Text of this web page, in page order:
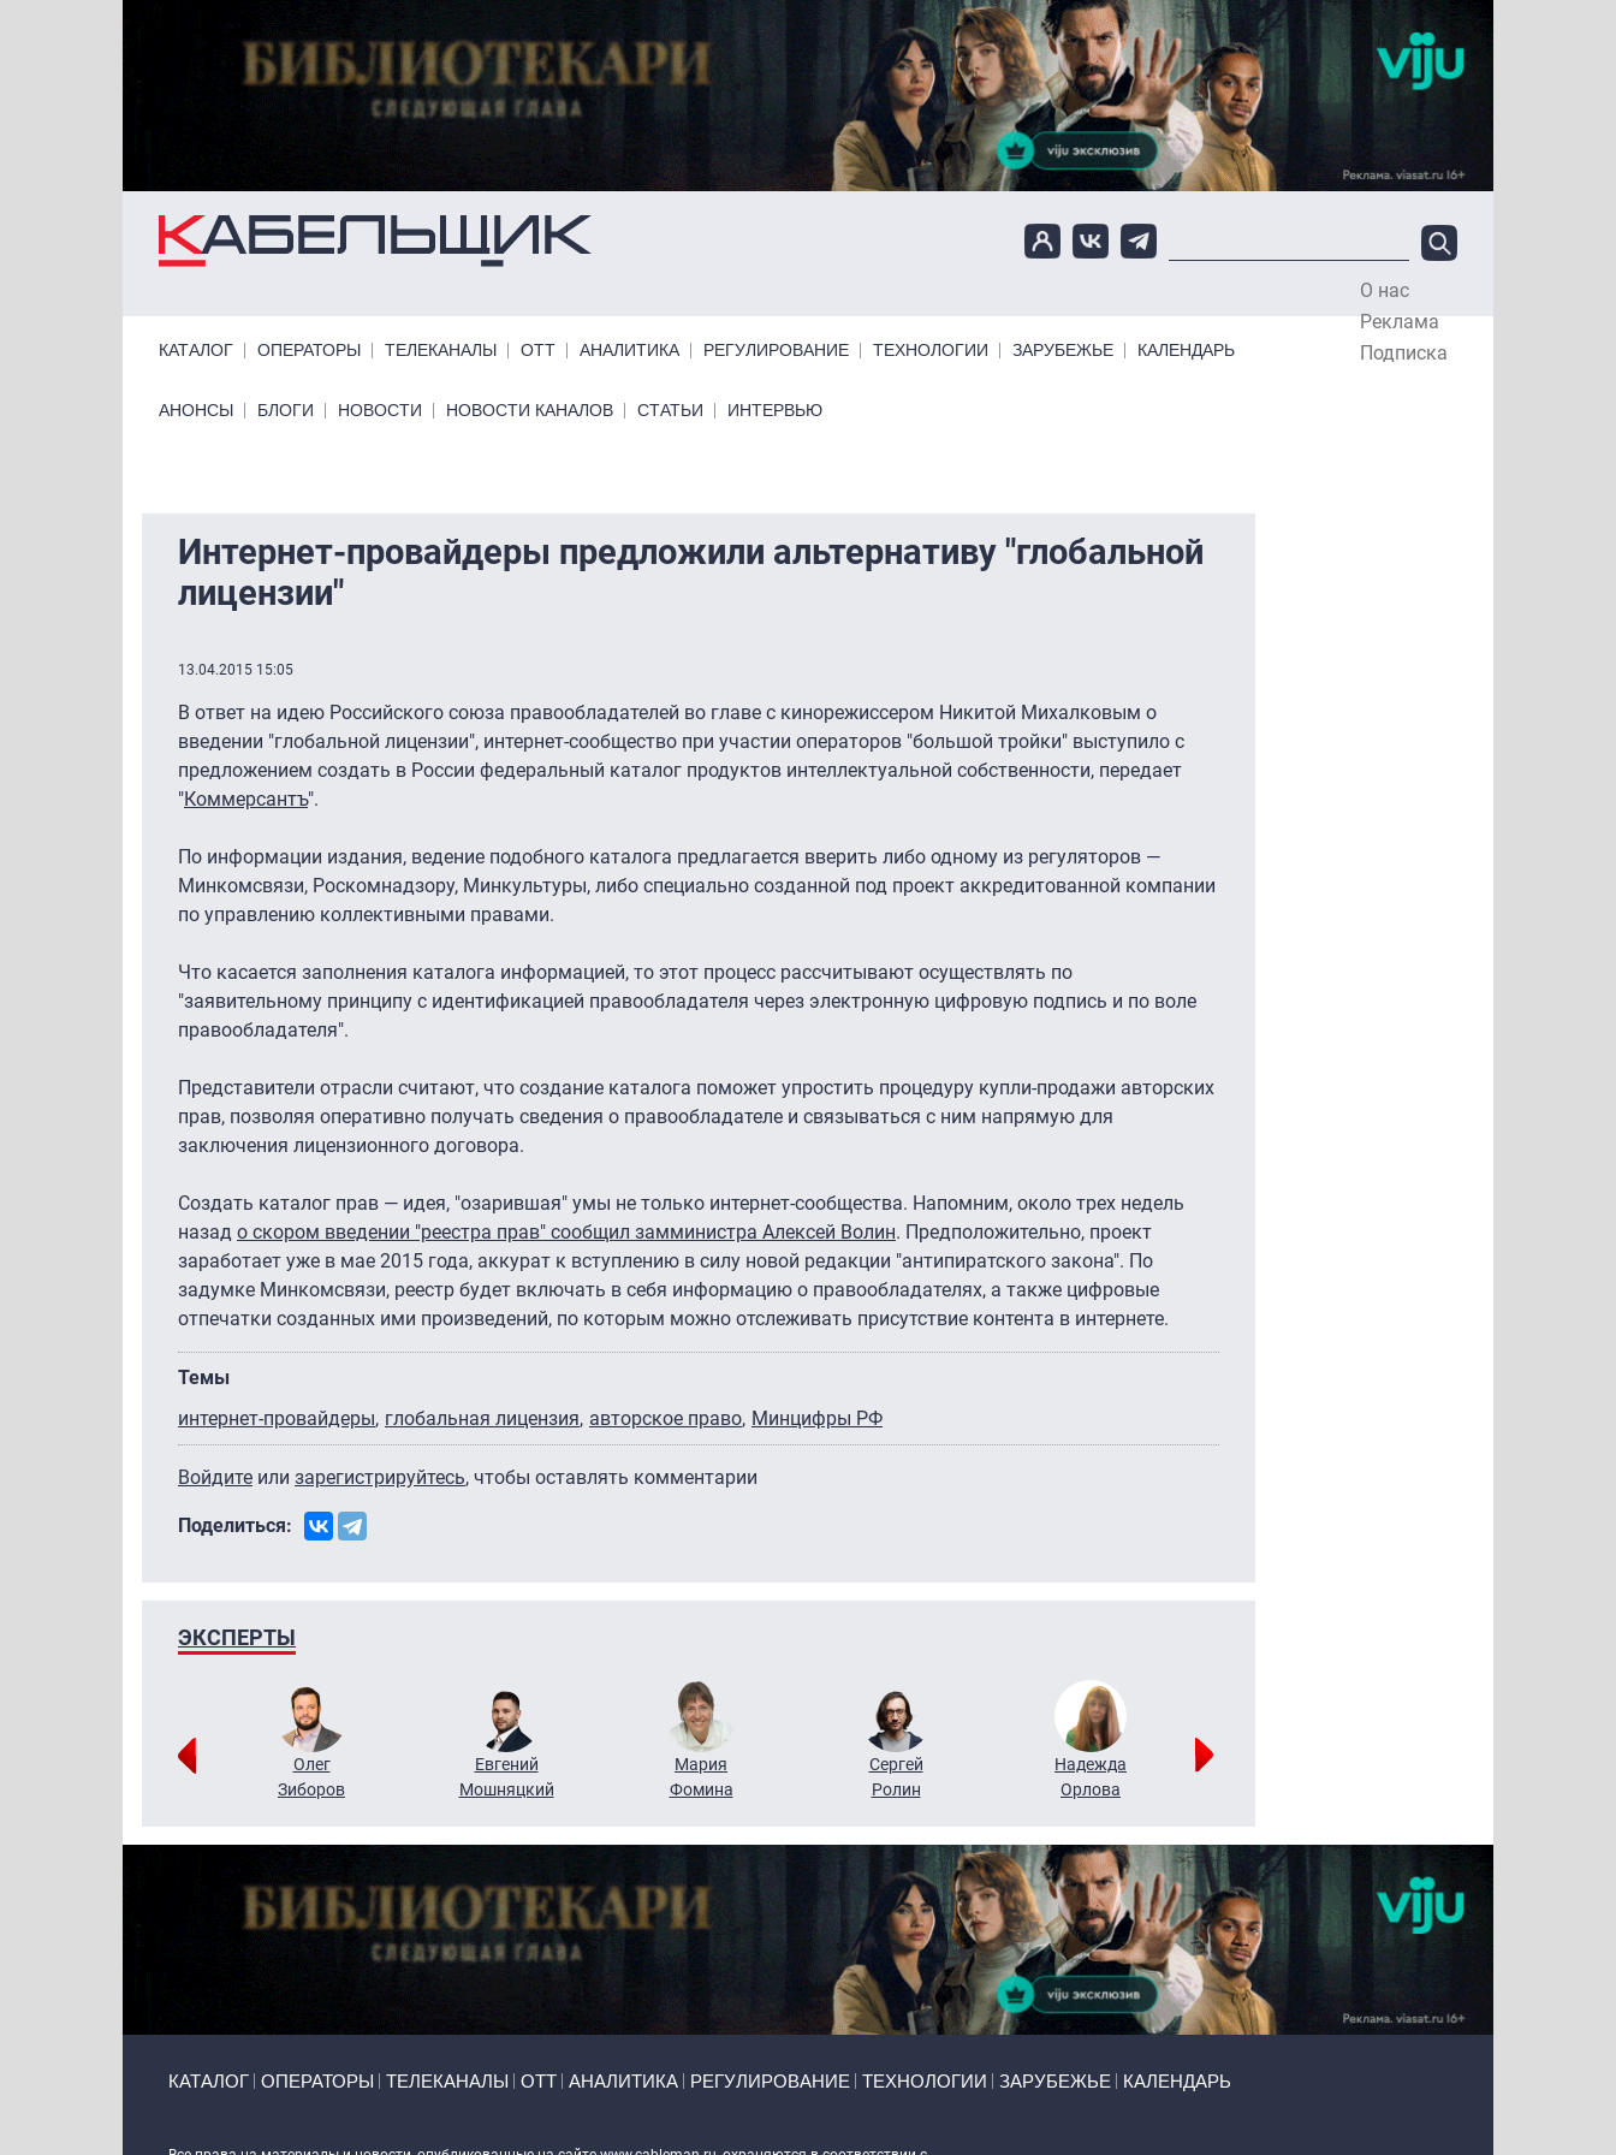
О нас
Реклама
Подписка
КАТАЛОГ ОПЕРАТОРЫ ТЕЛЕКАНАЛЫ ОТТ АНАЛИТИКА РЕГУЛИРОВАНИЕ ТЕХНОЛОГИИ ЗАРУБЕЖЬЕ КАЛЕНДАРЬ
Primary links bottom
АНОНСЫ БЛОГИ НОВОСТИ НОВОСТИ КАНАЛОВ СТАТЬИ ИНТЕРВЬЮ
Интернет-провайдеры предложили альтернативу "глобальной
лицензии"
13.04.2015 15:05
В ответ на идею Российского союза правообладателей во главе с кинорежиссером Никитой Михалковым о
введении "глобальной лицензии", интернет-сообщество при участии операторов "большой тройки" выступило с
предложением создать в России федеральный каталог продуктов интеллектуальной собственности, передает
"Коммерсантъ".
По информации издания, ведение подобного каталога предлагается вверить либо одному из регуляторов —
Минкомсвязи, Роскомнадзору, Минкультуры, либо специально созданной под проект аккредитованной компании
по управлению коллективными правами.
Что касается заполнения каталога информацией, то этот процесс рассчитывают осуществлять по
"заявительному принципу с идентификацией правообладателя через электронную цифровую подпись и по воле
правообладателя".
Представители отрасли считают, что создание каталога поможет упростить процедуру купли-продажи авторских
прав, позволяя оперативно получать сведения о правообладателе и связываться с ним напрямую для
заключения лицензионного договора.
Создать каталог прав — идея, "озарившая" умы не только интернет-сообщества. Напомним, около трех недель
назад о скором введении "реестра прав" сообщил замминистра Алексей Волин. Предположительно, проект
заработает уже в мае 2015 года, аккурат к вступлению в силу новой редакции "антипиратского закона". По
задумке Минкомсвязи, реестр будет включать в себя информацию о правообладателях, а также цифровые
отпечатки созданных ими произведений, по которым можно отслеживать присутствие контента в интернете.
Темы
интернет-провайдеры глобальная лицензия авторское право Минцифры РФ
Войдите или зарегистрируйтесь, чтобы оставлять комментарии
Поделиться:
ЭКСПЕРТЫ
Олег
Зиборов
Евгений
Мошняцкий
Мария
Фомина
Сергей
Ролин
Надежда
Орлова
КАТАЛОГ ОПЕРАТОРЫ ТЕЛЕКАНАЛЫ ОТТ АНАЛИТИКА РЕГУЛИРОВАНИЕ ТЕХНОЛОГИИ ЗАРУБЕЖЬЕ КАЛЕНДАРЬ